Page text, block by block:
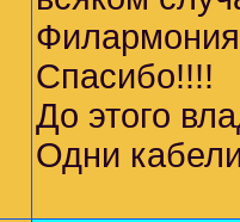
Спасибо!!!!
До этого
Одни